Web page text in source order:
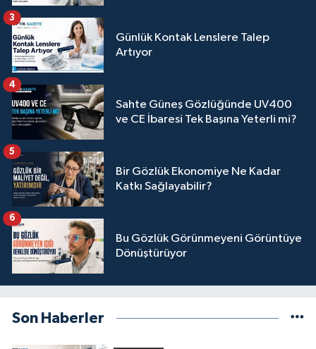
Günlük Kontak Lenslere Talep
Artıyor
3
Sahte Güneş Gözlüğünde UV400
ve CE İbaresi Tek Başına Yeterli mi?
4
Bir Gözlük Ekonomiye Ne Kadar
Katkı Sağlayabilir?
5
Bu Gözlük Görünmeyeni Görüntüye
Dönüştürüyor
6
Son Haberler